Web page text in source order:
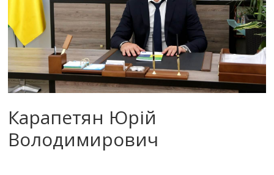
Карапетян Юрій
Володимирович